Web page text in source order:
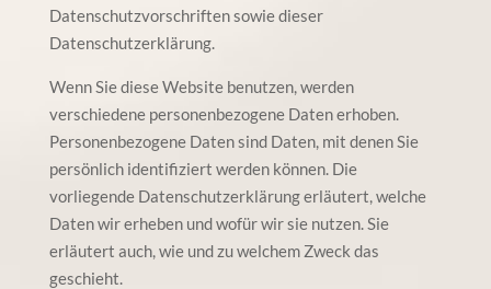
Datenschutzvorschriften sowie dieser
Datenschutzerklärung.
Wenn Sie diese Website benutzen, werden
verschiedene personenbezogene Daten erhoben.
Personenbezogene Daten sind Daten, mit denen Sie
persönlich identifiziert werden können. Die
vorliegende Datenschutzerklärung erläutert, welche
Daten wir erheben und wofür wir sie nutzen. Sie
erläutert auch, wie und zu welchem Zweck das
geschieht.